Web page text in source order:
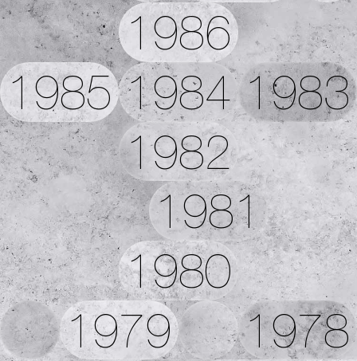
1986
1985 1984 1983
1982
1981
1980
1979
1978